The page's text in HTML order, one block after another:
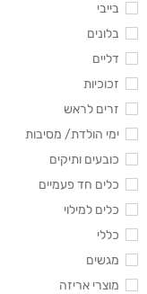
בייבי
בלונים
דליים
זכוכיות
זרים לראש
ימי הולדת/ מסיבות
כובעים ותיקים
כלים חד פעמיים
כלים למילוי
כללי
מגשים
מוצרי אריזה